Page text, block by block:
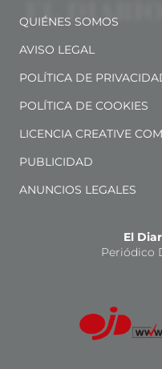
QUIÉNES SOMOS
AVISO LEGAL
POLÍTICA DE
POLÍTICA DE COOKIES
LICENCIA CREATIVE
PUBLICIDAD
ANUNCIOS LEGALES
El
Periódico